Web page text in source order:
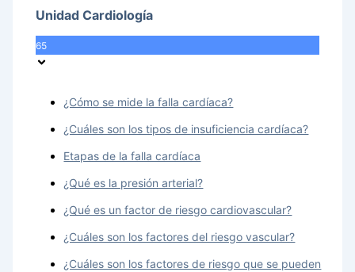
Unidad Cardiología
65
¿Cómo se mide la falla cardíaca?
¿Cuáles son los tipos de insuficiencia cardíaca?
Etapas de la falla cardíaca
¿Qué es la presión arterial?
¿Qué es un factor de riesgo cardiovascular?
¿Cuáles son los factores del riesgo vascular?
¿Cuáles son los factores de riesgo que se pueden